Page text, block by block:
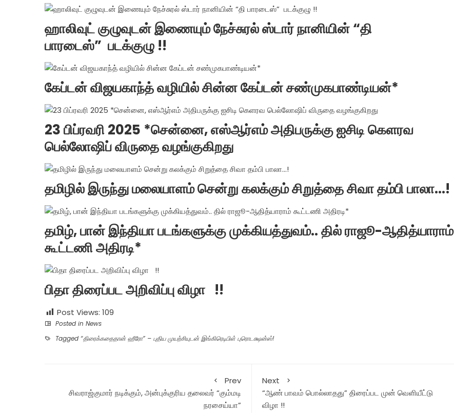
ஹாலிவுட் குழுவுடன் இணையும் நேச்சுரல் ஸ்டார் நானியின் “தி
பாரடைஸ்” படக்குழு !!
கேப்டன் விஜயகாந்த் வழியில் சின்ன கேப்டன் சண்முகபாண்டியன்*
23 பிப்ரவரி 2025 *சென்னை, எஸ்ஆர்எம் அதிபருக்கு ஐசிடி கெளரவ
பெல்லோஷிப் விருதை வழங்குகிறது
தமிழில் இருந்து மலையாளம் சென்று கலக்கும் சிறுத்தை சிவா தம்பி பாலா...!
தமிழ், பான் இந்தியா படங்களுக்கு முக்கியத்துவம்.. தில் ராஜூ-ஆதித்யாராம்
கூட்டணி அதிரடி*
பிதா திரைப்பட அறிவிப்பு விழா !!
Post Views: 109
Posted in News
Tagged “திரைக்கதைதான் ஹீரோ” – புதிய முயற்சியுடன் இங்கிரெடிபிள் புரொடக்ஷன்ஸ்!
Prev
சிவராஜ்குமார் நடிக்கும், அன்புக்குரிய தலைவர் “கும்மடி
நரசைய்யா”
Next
“ஆண் பாவம் பொல்லாதது” திரைப்பட முன் வெளியீட்டு
விழா !!